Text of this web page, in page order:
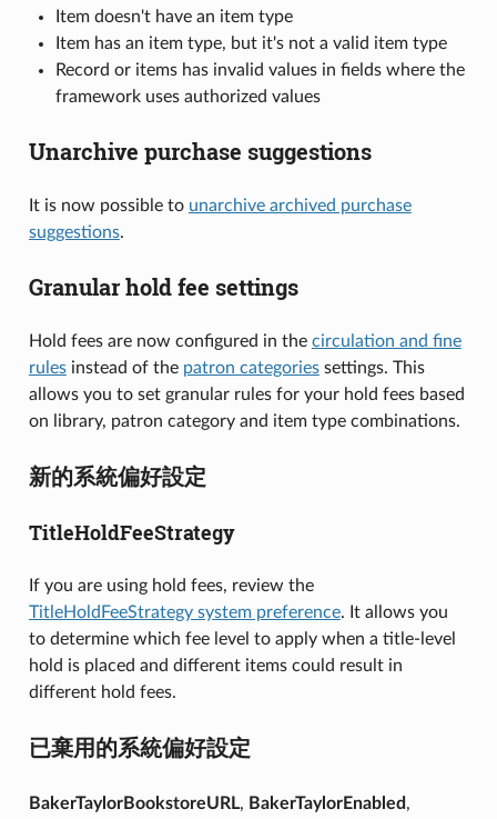
Item doesn't have an item type
Item has an item type, but it's not a valid item type
Record or items has invalid values in fields where the
framework uses authorized values
Unarchive purchase suggestions
It is now possible to unarchive archived purchase
suggestions.
Granular hold fee settings
Hold fees are now configured in the circulation and fine
rulesinstead of the patron categoriessettings. This
allows you to set granular rules for your hold fees based
on library, patron category and item type combinations.
新的系統偏好設定
TitleHoldFeeStrategy
If you are using hold fees, review the
TitleHoldFeeStrategy system preference. It allows you
to determine which fee level to apply when a title-level
hold is placed and different items could result in
different hold fees.
已棄用的系統偏好設定
BakerTaylorBookstoreURL, BakerTaylorEnabled,